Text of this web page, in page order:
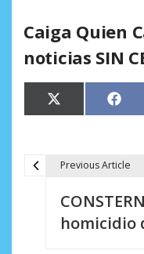
Caiga Quien
noticias SIN
Compartir
en
X
(Twitter) en
Previous Article
homicidio